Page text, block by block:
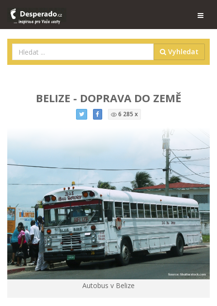
Vyhledat
BELIZE - DOPRAVA DO ZEMĚ
6 285 x
Autobus v Belize